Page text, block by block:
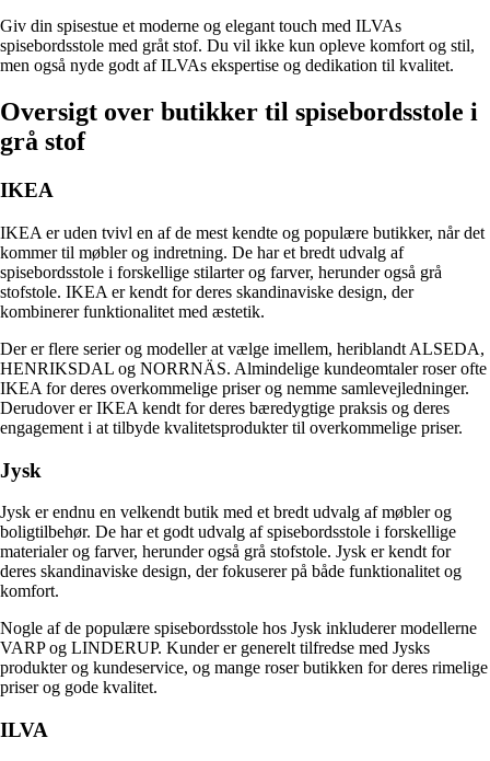
Giv din spisestue et moderne og elegant touch med ILVAs
spisebordsstole med gråt stof. Du vil ikke kun opleve komfort og stil,
men også nyde godt af ILVAs ekspertise og dedikation til kvalitet.
Oversigt over butikker til spisebordsstole i
grå stof
IKEA
IKEA er uden tvivl en af de mest kendte og populære butikker, når det
kommer til møbler og indretning. De har et bredt udvalg af
spisebordsstole i forskellige stilarter og farver, herunder også grå
stofstole. IKEA er kendt for deres skandinaviske design, der
kombinerer funktionalitet med æstetik.
Der er flere serier og modeller at vælge imellem, heriblandt ALSEDA,
HENRIKSDAL og NORRNÄS. Almindelige kundeomtaler roser ofte
IKEA for deres overkommelige priser og nemme samlevejledninger.
Derudover er IKEA kendt for deres bæredygtige praksis og deres
engagement i at tilbyde kvalitetsprodukter til overkommelige priser.
Jysk
Jysk er endnu en velkendt butik med et bredt udvalg af møbler og
boligtilbehør. De har et godt udvalg af spisebordsstole i forskellige
materialer og farver, herunder også grå stofstole. Jysk er kendt for
deres skandinaviske design, der fokuserer på både funktionalitet og
komfort.
Nogle af de populære spisebordsstole hos Jysk inkluderer modellerne
VARP og LINDERUP. Kunder er generelt tilfredse med Jysks
produkter og kundeservice, og mange roser butikken for deres rimelige
priser og gode kvalitet.
ILVA